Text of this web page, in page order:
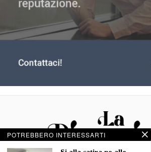
POTREBBERO INTERESSARTI